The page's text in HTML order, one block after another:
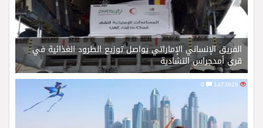
الفريق الإنساني الإماراتي يواصل توزيع الطرود الغذائية في
قرى أمدجراس التشادية
1473928